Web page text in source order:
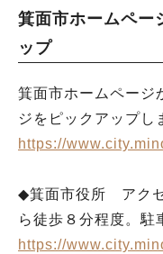
箕面市ホームペー
ップ
箕面市ホームページ
ジをピックアップし
https://
◆箕面市役所 アク
ら徒歩８分程度。駐
https://